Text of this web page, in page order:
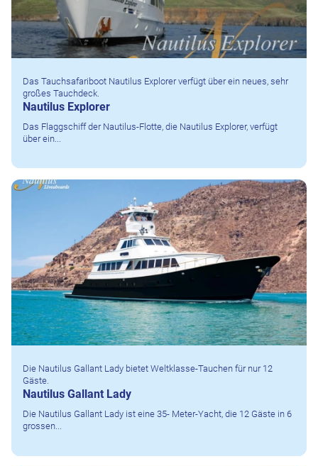
Das Tauchsafariboot Nautilus Explorer verfügt über ein neues, sehr
großes Tauchdeck.
Nautilus Explorer
Das Flaggschiff der Nautilus-Flotte, die Nautilus Explorer, verfügt
über ein...
Die Nautilus Gallant Lady bietet Weltklasse-Tauchen für nur 12
Gäste.
Nautilus Gallant Lady
Die Nautilus Gallant Lady ist eine 35- Meter-Yacht, die 12 Gäste in 6
grossen...